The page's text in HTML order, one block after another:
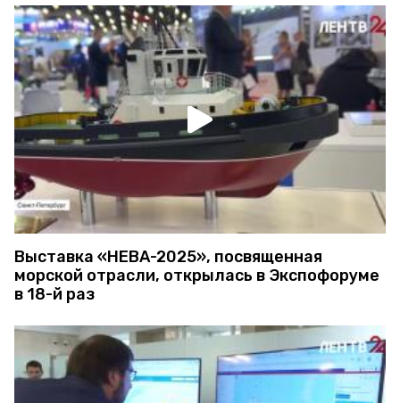
Выставка «НЕВА-2025», посвященная
морской отрасли, открылась в Экспофоруме
в 18-й раз